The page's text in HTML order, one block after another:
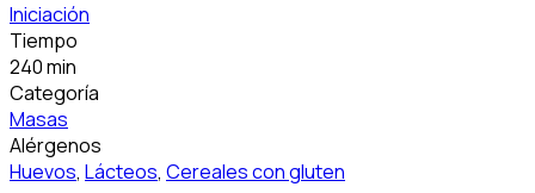
Iniciación
Tiempo
240 min
Categoría
Masas
Alérgenos
Huevos, Lácteos, Cereales con gluten